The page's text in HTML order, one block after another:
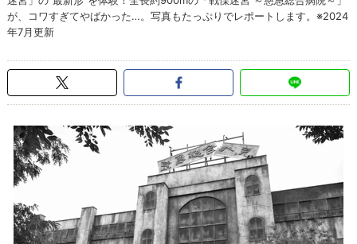
が、コワすぎてやばかった…。写真もたっぷりでレポートします。※2024
年7月更新